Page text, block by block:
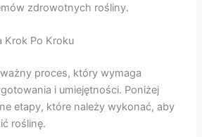
zdrowotnych rośliny.
Krok Po Kroku
proces, który wymaga
i umiejętności. Poniżej
etapy, które należy wykonać, aby
roślinę.